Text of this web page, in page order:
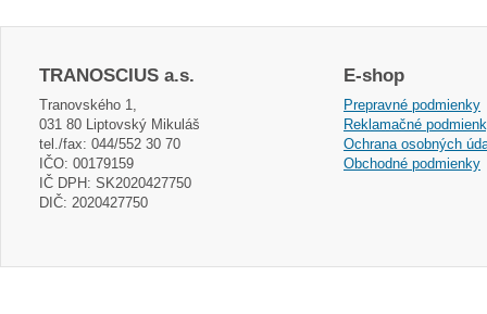
TRANOSCIUS a.s.
Tranovského 1,
031 80 Liptovský Mikuláš
tel./fax: 044/552 30 70
IČO: 00179159
IČ DPH: SK2020427750
DIČ: 2020427750
E-shop
Prepravné podmienky
Reklamačné
Ochrana osobných
Obchodné podmienky